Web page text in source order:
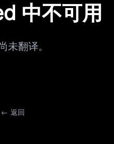
中不可用
未翻译。
← 返回